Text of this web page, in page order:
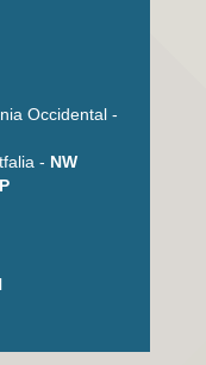
Occidental -
- NW